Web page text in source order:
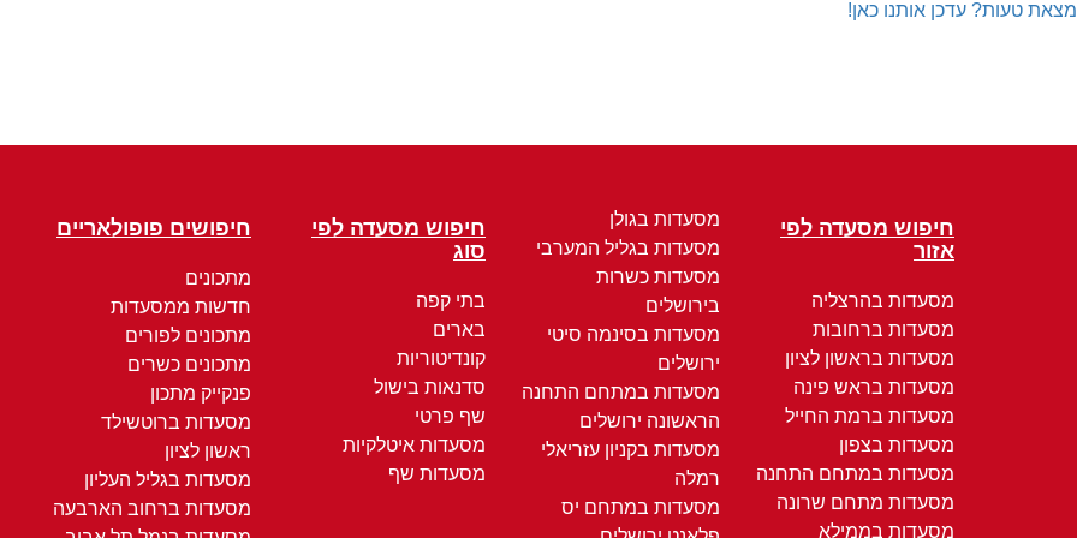
מצאת טעות? עדכן אותנו כאן!
חיפוש מסעדה לפי
אזור
מסעדות בהרצליה
מסעדות ברחובות
מסעדות בראשון לציון
מסעדות בראש פינה
מסעדות ברמת החייל
מסעדות בצפון
מסעדות במתחם התחנה
מסעדות מתחם שרונה
מסעדות בממילא
מסעדות בגולן
מסעדות בגליל המערבי
מסעדות כשרות
בירושלים
מסעדות בסינמה סיטי
ירושלים
מסעדות במתחם התחנה
הראשונה ירושלים
מסעדות בקניון עזריאלי
רמלה
מסעדות במתחם יס
חיפוש מסעדה לפי
סוג
בתי קפה
בארים
קונדיטוריות
סדנאות בישול
שף פרטי
מסעדות איטלקיות
מסעדות שף
חיפושים פופולאריים
מתכונים
חדשות ממסעדות
מתכונים לפורים
מתכונים כשרים
פנקייק מתכון
מסעדות ברוטשילד
ראשון לציון
מסעדות בגליל העליון
מסעדות ברחוב הארבעה